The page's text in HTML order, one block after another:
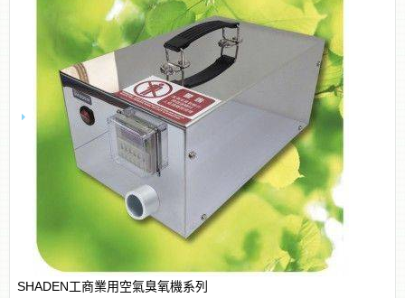
SHADEN工商業用空氣臭氧機系列